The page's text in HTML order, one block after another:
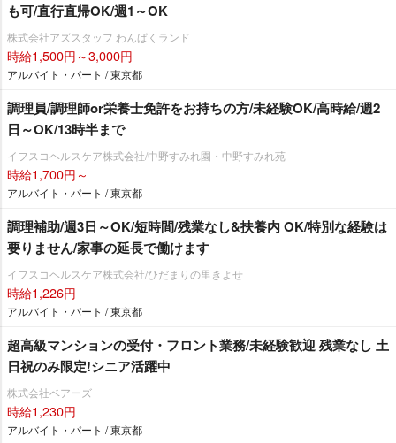
も可/直行直帰OK/週1～OK
株式会社アズスタッフ わんぱくランド
時給1,500円～3,000円
アルバイト・パート / 東京都
調理員/調理師or栄養士免許をお持ちの方/未経験OK/高時給/週2
日～OK/13時半まで
イフスコヘルスケア株式会社/中野すみれ園・中野すみれ苑
時給1,700円～
アルバイト・パート / 東京都
調理補助/週3日～OK/短時間/残業なし&扶養内 OK/特別な経験は
要りません/家事の延長で働けます
イフスコヘルスケア株式会社/ひだまりの里きよせ
時給1,226円
アルバイト・パート / 東京都
超高級マンションの受付・フロント業務/未経験歓迎 残業なし 土
日祝のみ限定!シニア活躍中
株式会社ベアーズ
時給1,230円
アルバイト・パート / 東京都